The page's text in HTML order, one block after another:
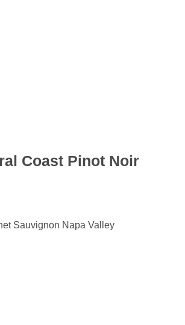
Coast Pinot Noir